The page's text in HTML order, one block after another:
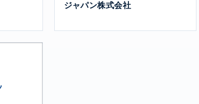
ジャパン株式会社